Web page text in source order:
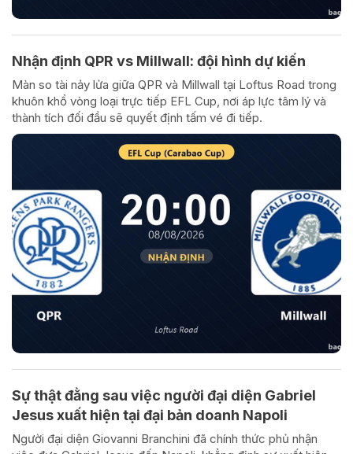
Nhận định QPR vs Millwall: đội hình dự kiến
Màn so tài nảy lửa giữa QPR và Millwall tại Loftus Road trong
khuôn khổ vòng loại trực tiếp EFL Cup, nơi áp lực tâm lý và
thành tích đối đầu sẽ quyết định tấm vé đi tiếp.
Sự thật đằng sau việc người đại diện Gabriel
Jesus xuất hiện tại đại bản doanh Napoli
Người đại diện Giovanni Branchini đã chính thức phủ nhận